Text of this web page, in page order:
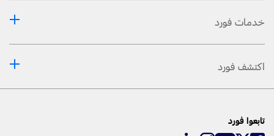
خدمات فورد
اكتشف فورد
تابعوا فورد